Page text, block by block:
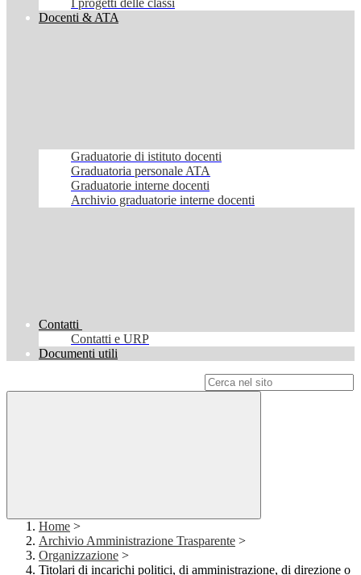
I progetti delle classi
Docenti & ATA
Graduatorie di istituto docenti
Graduatoria personale ATA
Graduatorie interne docenti
Archivio graduatorie interne docenti
Contatti
Contatti e URP
Documenti utili
Home >
Archivio Amministrazione Trasparente >
Organizzazione >
Titolari di incarichi politici, di amministrazione, di direzione o